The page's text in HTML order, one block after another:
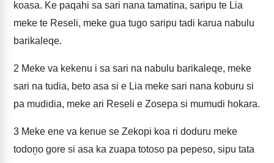
koasa. Ke paqahi sa sari nana tamatina, saripu te Lia
meke te Reseli, meke gua tugo saripu tadi karua nabulu
barikaleqe.
2 Meke va kekenu i sa sari na nabulu barikaleqe, meke
sari na tudia, beto asa si e Lia meke sari nana koburu si
pa mudidia, meke ari Reseli e Zosepa si mumudi hokara.
3 Meke ene va kenue se Zekopi koa ri doduru meke
todoṉo gore si asa ka zuapa totoso pa pepeso, sipu tata